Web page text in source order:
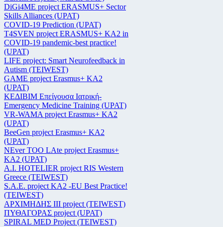
DiGi4ME project ERASMUS+ Sector
Skills Alliances (UPAT)
COVID-19 Prediction (UPAT)
T4SVEN project ERASMUS+ KA2 in
COVID-19 pandemic-best practice!
(UPAT)
LIFE project: Smart Neurofeedback in
Autism (TEIWEST)
GAME project Erasmus+ KA2
(UPAT)
ΚΕΔΙΒΙΜ Επείγουσα Ιατρική-
Emergency Medicine Training (UPAT)
VR-WAMA project Erasmus+ KA2
(UPAT)
BeeGen project Erasmus+ KA2
(UPAT)
NEver TOO LAte project Erasmus+
KA2 (UPAT)
Α.Ι. HOTELIER project RIS Western
Greece (TEIWEST)
S.A.E. project KA2 -EU Best Practice!
(TEIWEST)
ΑΡΧΙΜΗΔΗΣ ΙΙΙ project (TEIWEST)
ΠΥΘΑΓΟΡΑΣ project (UPAT)
SPIRAL MED Project (TEIWEST)